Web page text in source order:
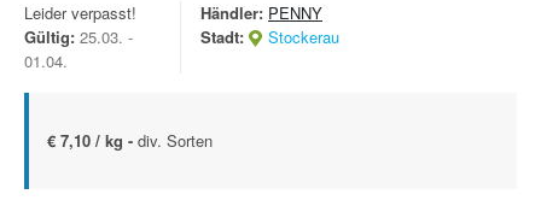
Leider verpasst!
Gültig: 25.03. -
01.04.
Händler: PENNY
Stadt:
Stockerau
€ 7,10 / kg - div. Sorten